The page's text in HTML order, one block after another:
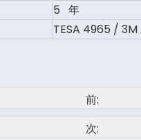
5 年
TESA 4965 / 3M
前:
次: